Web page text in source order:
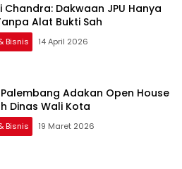
Chandra: Dakwaan JPU Hanya
Alat Bukti Sah
Bisnis 14 April 2026
Adakan Open House
Dinas Wali Kota
Bisnis 19 Maret 2026